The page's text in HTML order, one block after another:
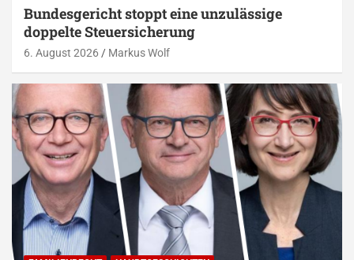
Bundesgericht stoppt eine unzulässige
doppelte Steuersicherung
6. August 2026 Markus Wolf